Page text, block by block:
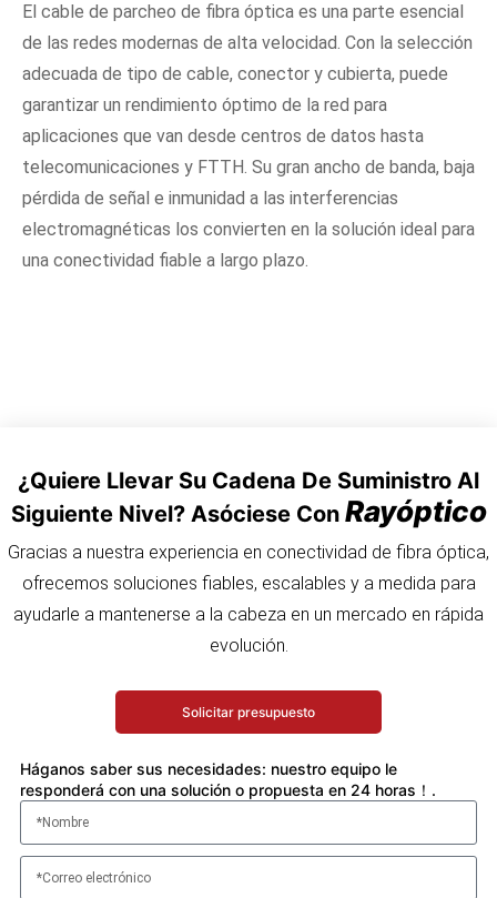
El cable de parcheo de fibra óptica es una parte esencial
de las redes modernas de alta velocidad. Con la selección
adecuada de tipo de cable, conector y cubierta, puede
garantizar un rendimiento óptimo de la red para
aplicaciones que van desde centros de datos hasta
telecomunicaciones y FTTH. Su gran ancho de banda, baja
pérdida de señal e inmunidad a las interferencias
electromagnéticas los convierten en la solución ideal para
una conectividad fiable a largo plazo.
¿Quiere Llevar Su Cadena De Suministro Al
Siguiente Nivel? Asóciese Con Rayóptico
Gracias a nuestra experiencia en conectividad de fibra óptica,
ofrecemos soluciones fiables, escalables y a medida para
ayudarle a mantenerse a la cabeza en un mercado en rápida
evolución.
Solicitar presupuesto
Háganos saber sus necesidades: nuestro equipo le
responderá con una solución o propuesta en 24 horas！.